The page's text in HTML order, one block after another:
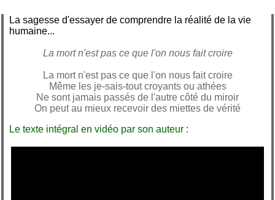
La sagesse d'essayer de comprendre la réalité de la vie
humaine...
La mort n'est pas ce que l'on nous fait croire
La mort n'est pas ce que l'on nous fait croire
Même les je-sais-tout croyants ou athées
Ne sont jamais passés de l'autre côté du miroir
On peut au mieux recevoir des miettes de vérité
Le texte intégral en vidéo par son auteur :